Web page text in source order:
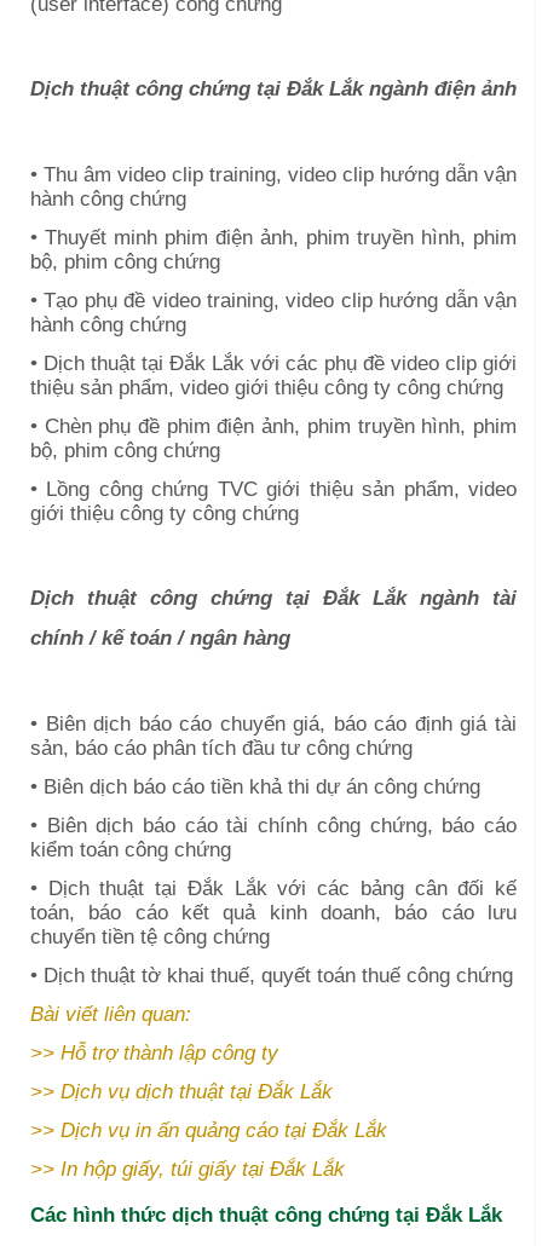
Dịch thuật công chứng tại Đắk Lắkngành điện ảnh
• Thu âm video clip training, video clip hướng dẫn vận
hành công chứng
• Thuyết minh phim điện ảnh, phim truyền hình, phim
bộ, phim công chứng
• Tạo phụ đề video training, video clip hướng dẫn vận
hành công chứng
• Dịch thuật tại Đắk Lắk với các phụ đề video clip giới
thiệu sản phẩm, video giới thiệu công ty công chứng
• Chèn phụ đề phim điện ảnh, phim truyền hình, phim
bộ, phim công chứng
• Lồng công chứng TVC giới thiệu sản phẩm, video
giới thiệu công ty công chứng
Dịch thuật công chứng tại Đắk Lắkngành tài
chính / kế toán / ngân hàng
• Biên dịch báo cáo chuyển giá, báo cáo định giá tài
sản, báo cáo phân tích đầu tư công chứng
• Biên dịch báo cáo tiền khả thi dự án công chứng
• Biên dịch báo cáo tài chính công chứng, báo cáo
kiểm toán công chứng
• Dịch thuật tại Đắk Lắk với các bảng cân đối kế
toán, báo cáo kết quả kinh doanh, báo cáo lưu
chuyển tiền tệ công chứng
• Dịch thuật tờ khai thuế, quyết toán thuế công chứng
Bài viết liên quan:
>> Hỗ trợ thành lập công ty
>> Dịch vụ dịch thuật tại Đắk Lắk
>> Dịch vụ in ấn quảng cáo tại Đắk Lắk
>> In hộp giấy, túi giấy tại Đắk Lắk
Các hình thức dịch thuật công chứng tại Đắk Lắk